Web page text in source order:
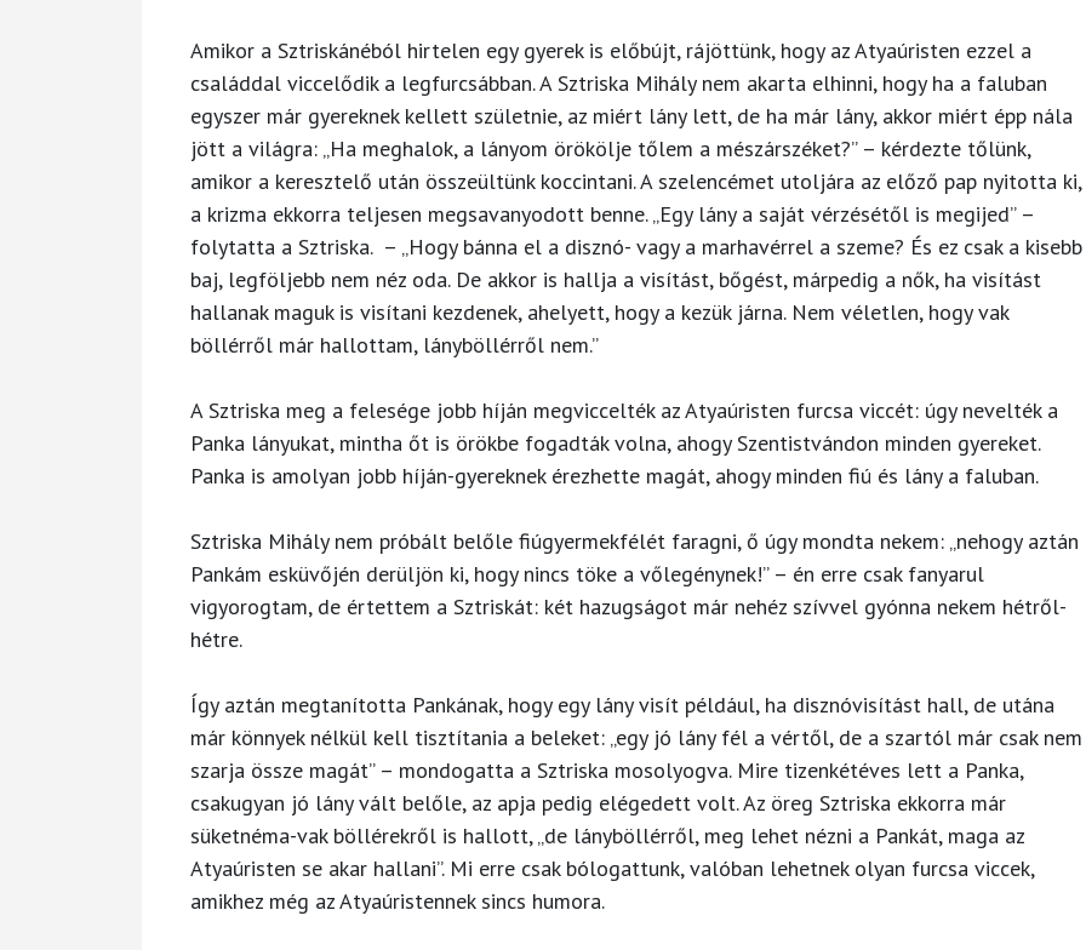
Amikor a Sztriskánéból hirtelen egy gyerek is előbújt, rájöttünk, hogy az Atyaúristen ezzel a
családdal viccelődik a legfurcsábban. A Sztriska Mihály nem akarta elhinni, hogy ha a faluban
egyszer már gyereknek kellett születnie, az miért lány lett, de ha már lány, akkor miért épp nála
jött a világra: „Ha meghalok, a lányom örökölje tőlem a mészárszéket?” – kérdezte tőlünk,
amikor a keresztelő után összeültünk koccintani. A szelencémet utoljára az előző pap nyitotta ki,
a krizma ekkorra teljesen megsavanyodott benne. „Egy lány a saját vérzésétől is megijed” –
folytatta a Sztriska. – „Hogy bánna el a disznó- vagy a marhavérrel a szeme? És ez csak a kisebb
baj, legföljebb nem néz oda. De akkor is hallja a visítást, bőgést, márpedig a nők, ha visítást
hallanak maguk is visítani kezdenek, ahelyett, hogy a kezük járna. Nem véletlen, hogy vak
böllérről már hallottam, lányböllérről nem.”
A Sztriska meg a felesége jobb híján megviccelték az Atyaúristen furcsa viccét: úgy nevelték a
Panka lányukat, mintha őt is örökbe fogadták volna, ahogy Szentistvándon minden gyereket.
Panka is amolyan jobb híján-gyereknek érezhette magát, ahogy minden fiú és lány a faluban.
Sztriska Mihály nem próbált belőle fiúgyermekfélét faragni, ő úgy mondta nekem: „nehogy aztán
Pankám esküvőjén derüljön ki, hogy nincs töke a vőlegénynek!” – én erre csak fanyarul
vigyorogtam, de értettem a Sztriskát: két hazugságot már nehéz szívvel gyónna nekem hétről-
hétre.
Így aztán megtanította Pankának, hogy egy lány visít például, ha disznóvisítást hall, de utána
már könnyek nélkül kell tisztítania a beleket: „egy jó lány fél a vértől, de a szartól már csak nem
szarja össze magát” – mondogatta a Sztriska mosolyogva. Mire tizenkétéves lett a Panka,
csakugyan jó lány vált belőle, az apja pedig elégedett volt. Az öreg Sztriska ekkorra már
süketnéma-vak böllérekről is hallott, „de lányböllérről, meg lehet nézni a Pankát, maga az
Atyaúristen se akar hallani”. Mi erre csak bólogattunk, valóban lehetnek olyan furcsa viccek,
amikhez még az Atyaúristennek sincs humora.